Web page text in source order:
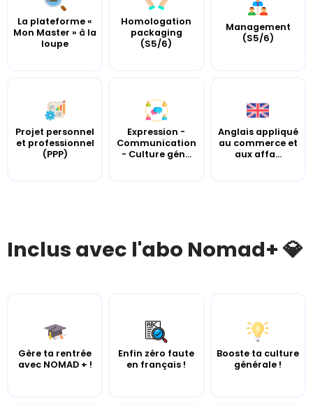
La plateforme «
Mon Master » à la
loupe
Homologation
packaging
(S5/6)
Management
(S5/6)
Projet personnel
et professionnel
(PPP)
Expression -
Communication
- Culture gén...
Anglais appliqué
au commerce et
aux affa...
Inclus avec l'abo Nomad+ 💎
Gère ta rentrée
avec NOMAD + !
Enfin zéro faute
en français !
Booste ta culture
générale !